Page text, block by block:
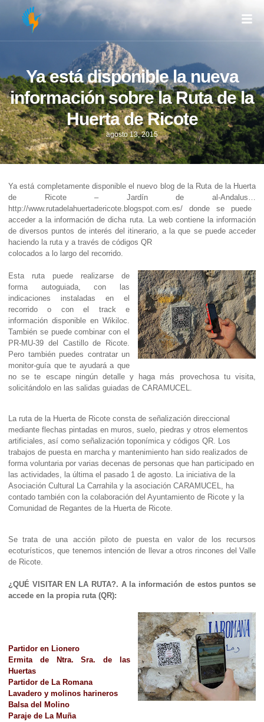
Ya está disponible la nueva
información sobre la Ruta de la
Huerta de Ricote
agosto 13, 2015
Ya está completamente disponible el nuevo blog de la Ruta de la Huerta
de Ricote – Jardín de al-Andalus…
http://www.rutadelahuertadericote.blogspot.com.es/ donde se puede
acceder a la información de dicha ruta. La web contiene la información
de diversos puntos de interés del itinerario, a la que se puede acceder
haciendo la ruta y a través de códigos QR
colocados a lo largo del recorrido.
Esta ruta puede realizarse de
forma autoguiada, con las
indicaciones instaladas en el
recorrido o con el track e
información disponible en Wikiloc.
También se puede combinar con el
PR-MU-39 del Castillo de Ricote.
Pero también puedes contratar un
monitor-guía que te ayudará a que
no se te escape ningún detalle y haga más provechosa tu visita,
solicitándolo en las salidas guiadas de CARAMUCEL.
La ruta de la Huerta de Ricote consta de señalización direccional
mediante flechas pintadas en muros, suelo, piedras y otros elementos
artificiales, así como señalización toponímica y códigos QR. Los
trabajos de puesta en marcha y mantenimiento han sido realizados de
forma voluntaria por varias decenas de personas que han participado en
las actividades, la última el pasado 1 de agosto. La iniciativa de la
Asociación Cultural La Carrahila y la asociación CARAMUCEL, ha
contado también con la colaboración del Ayuntamiento de Ricote y la
Comunidad de Regantes de la Huerta de Ricote.
Se trata de una acción piloto de puesta en valor de los recursos
ecoturísticos, que tenemos intención de llevar a otros rincones del Valle
de Ricote.
¿QUÉ VISITAR EN LA RUTA?. A la información de estos puntos se
accede en la propia ruta (QR):
Partidor en Lionero
Ermita de Ntra. Sra. de las
Huertas
Partidor de La Romana
Lavadero y molinos harineros
Balsa del Molino
Paraje de La Muña